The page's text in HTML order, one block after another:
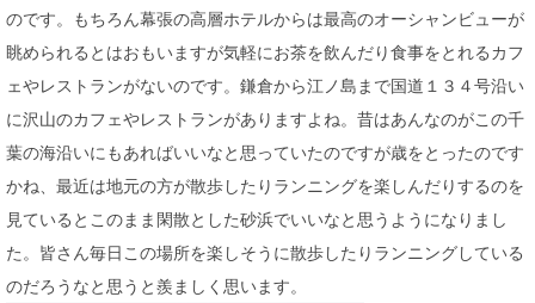
のです。もちろん幕張の高層ホテルからは最高のオーシャンビューが
眺められるとはおもいますが気軽にお茶を飲んだり食事をとれるカフ
ェやレストランがないのです。鎌倉から江ノ島まで国道１３４号沿い
に沢山のカフェやレストランがありますよね。昔はあんなのがこの千
葉の海沿いにもあればいいなと思っていたのですが歳をとったのです
かね、最近は地元の方が散歩したりランニングを楽しんだりするのを
見ているとこのまま閑散とした砂浜でいいなと思うようになりまし
た。皆さん毎日この場所を楽しそうに散歩したりランニングしている
のだろうなと思うと羨ましく思います。